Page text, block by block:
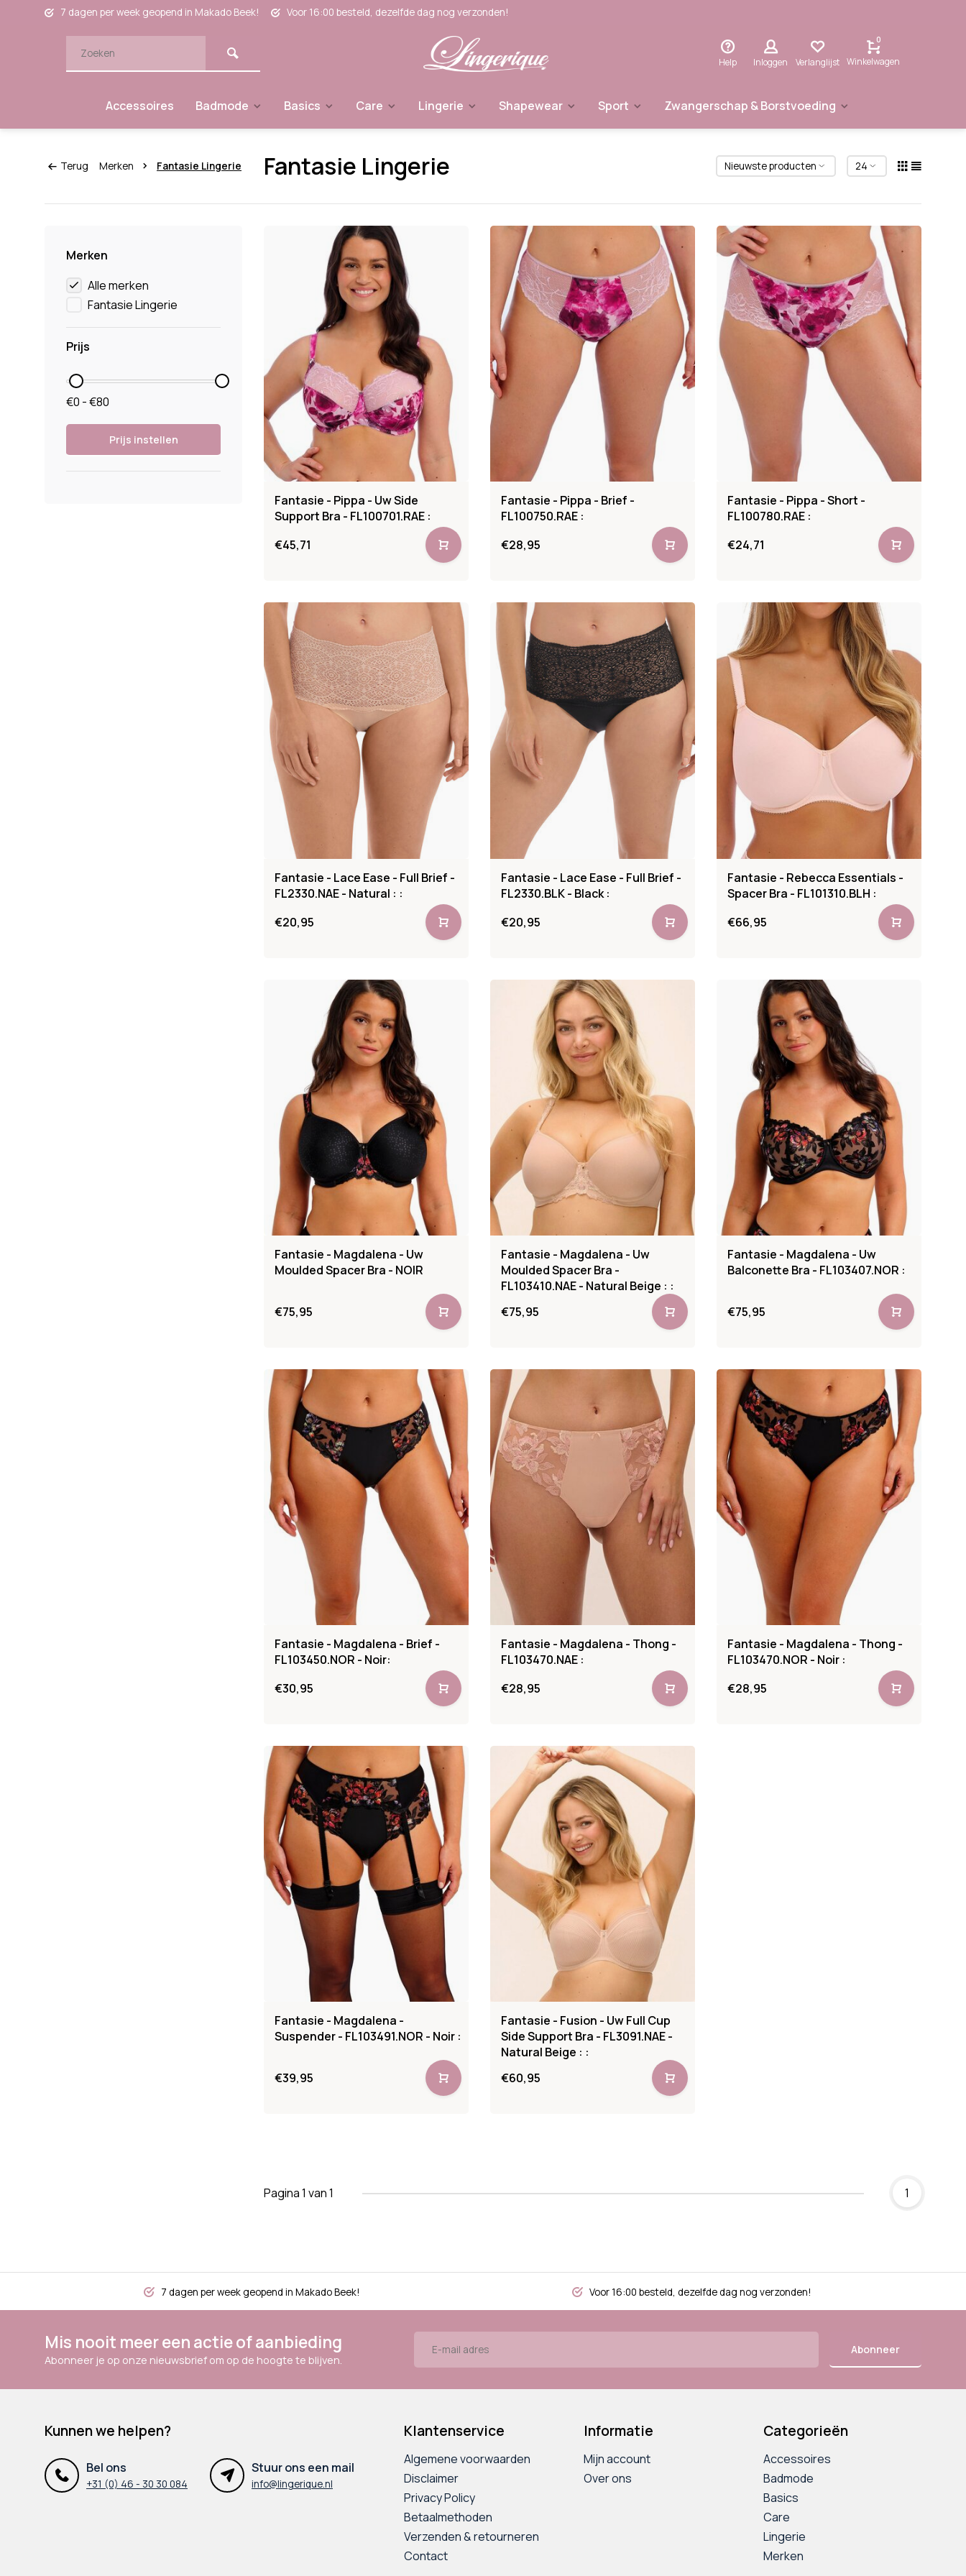
7 dagen per week geopend in Makado Beek! Voor 16:00 besteld, dezelfde dag nog verzonden!
Help Inloggen Verlanglijst
0
Winkelwagen
Accessoires Badmode Basics Care Lingerie Shapewear Sport Zwangerschap & Borstvoeding
Terug Merken Fantasie Lingerie Fantasie Lingerie
Merken
Alle merken
Fantasie Lingerie
Prijs
€0 - €80
Prijs instellen
Fantasie - Pippa - Uw Side
Support Bra - FL100701.RAE :
€45,71
Fantasie - Pippa - Brief -
FL100750.RAE :
€28,95
Fantasie - Pippa - Short -
FL100780.RAE :
€24,71
Fantasie - Lace Ease - Full Brief -
FL2330.NAE - Natural : :
€20,95
Fantasie - Lace Ease - Full Brief -
FL2330.BLK - Black :
€20,95
Fantasie - Rebecca Essentials -
Spacer Bra - FL101310.BLH :
€66,95
Fantasie - Magdalena - Uw
Moulded Spacer Bra - NOIR
€75,95
Fantasie - Magdalena - Uw
Moulded Spacer Bra -
FL103410.NAE - Natural Beige : :
€75,95
Fantasie - Magdalena - Uw
Balconette Bra - FL103407.NOR :
€75,95
Fantasie - Magdalena - Brief -
FL103450.NOR - Noir:
€30,95
Fantasie - Magdalena - Thong -
FL103470.NAE :
€28,95
Fantasie - Magdalena - Thong -
FL103470.NOR - Noir :
€28,95
Fantasie - Magdalena -
Suspender - FL103491.NOR - Noir :
€39,95
Fantasie - Fusion - Uw Full Cup
Side Support Bra - FL3091.NAE -
Natural Beige : :
€60,95
Pagina 1 van 1 1
7 dagen per week geopend in Makado Beek! Voor 16:00 besteld, dezelfde dag nog verzonden!
Mis nooit meer een actie of aanbieding
Abonneer je op onze nieuwsbrief om op de hoogte te blijven.
Abonneer
Kunnen we helpen?
Bel ons
+31 (0) 46 - 30 30 084
Stuur ons een mail
info@lingerique.nl
Klantenservice
Algemene voorwaarden
Disclaimer
Privacy Policy
Betaalmethoden
Verzenden & retourneren
Contact
Informatie
Mijn account
Over ons
Categorieën
Accessoires
Badmode
Basics
Care
Lingerie
Merken